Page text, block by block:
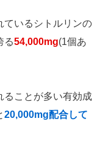
ているシトルリンの
る54,000mg(1個あ
ることが多い有効成
20,000mg配合して